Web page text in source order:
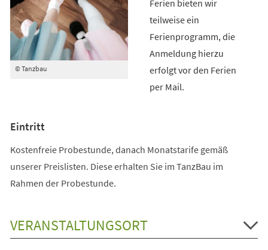
© Tanzbau
Ferien bieten wir
teilweise ein
Ferienprogramm, die
Anmeldung hierzu
erfolgt vor den Ferien
per Mail.
Eintritt
Kostenfreie Probestunde, danach Monatstarife gemäß
unserer Preislisten. Diese erhalten Sie im TanzBau im
Rahmen der Probestunde.
VERANSTALTUNGSORT